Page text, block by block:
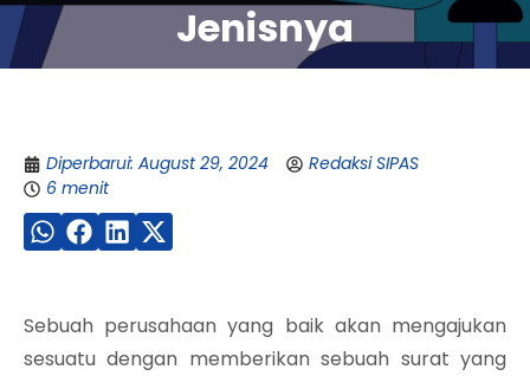
Jenisnya
Diperbarui: August 29, 2024
Redaksi SIPAS
6 menit
Sebuah perusahaan yang baik akan mengajukan
sesuatu dengan memberikan sebuah surat yang